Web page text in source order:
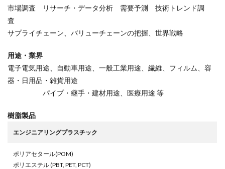
市場調査 リサーチ・データ分析 需要予測 技術トレンド調
査
サプライチェーン、バリューチェーンの把握、世界戦略
用途・業界
電子電気用途、自動車用途、一般工業用途、繊維、フィルム、容
器・日用品・雑貨用途
パイプ・継手・建材用途、医療用途 等
樹脂製品
エンジニアリングプラスチック
ポリアセタール(POM)
ポリエステル (PBT, PET, PCT)